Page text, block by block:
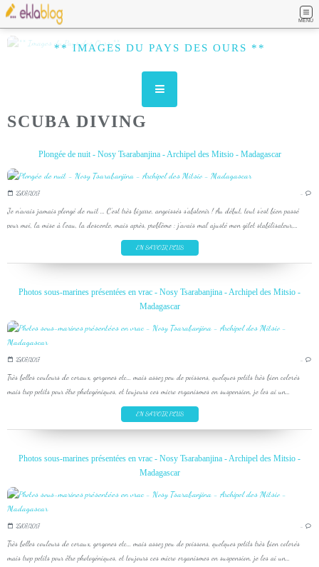
MENU
** IMAGES DU PAYS DES OURS **
SCUBA DIVING
Plongée de nuit - Nosy Tsarabanjina - Archipel des Mitsio - Madagascar
25/07/2017 …
Je n'avais jamais plongé de nuit ... C'est très bizarre, angoissés s'abstenir ! Au début, tout s'est bien passé
pour moi, la mise à l'eau, la descente, mais après, problème : j'avais mal ajusté mon gilet stabilisateur,...
EN SAVOIR PLUS
Photos sous-marines présentées en vrac - Nosy Tsarabanjina - Archipel des Mitsio -
Madagascar
25/07/2017 …
Très belles couleurs de coraux, gorgones etc... mais assez peu de poissons, quelques petits très bien colorés
mais trop petits pour être photogéniques, et toujours ces micro organismes en suspension, je les ai un...
EN SAVOIR PLUS
Photos sous-marines présentées en vrac - Nosy Tsarabanjina - Archipel des Mitsio -
Madagascar
25/07/2017 …
Très belles couleurs de coraux, gorgones etc... mais assez peu de poissons, quelques petits très bien colorés
mais trop petits pour être photogéniques, et toujours ces micro organismes en suspension, je les ai un...